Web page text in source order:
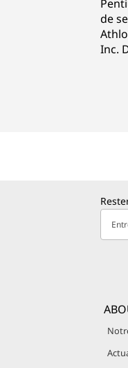
de
Inc.